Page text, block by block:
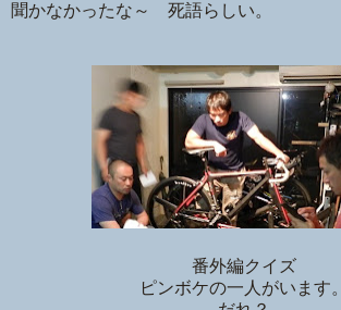
聞かなかったな～ 死語らしい。
番外編クイズ
ピンボケの一人がいます。